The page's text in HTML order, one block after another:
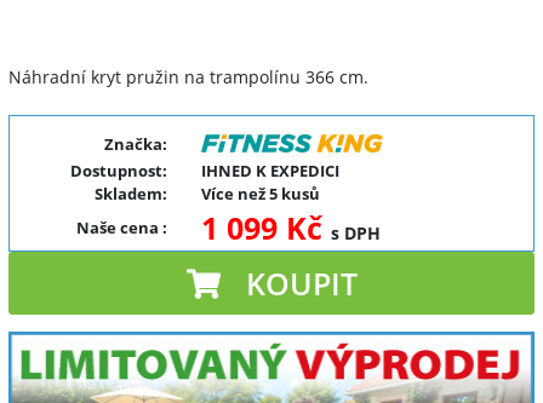
Náhradní kryt pružin na trampolínu 366 cm.
Značka:
Dostupnost:
IHNED K EXPEDICI
Skladem:
Více než 5 kusů
Naše cena : 1 099 Kč s DPH
KOUPIT